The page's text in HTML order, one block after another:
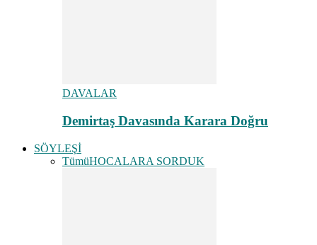
DAVALAR
Demirtaş Davasında Karara Doğru
SÖYLEŞİ
TümüHOCALARA SORDUK